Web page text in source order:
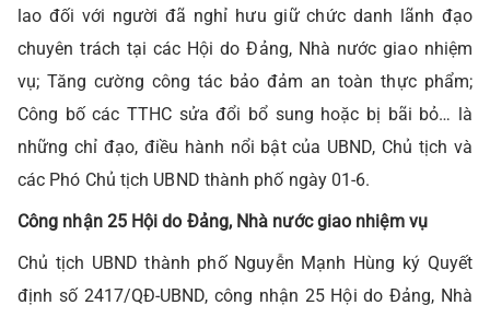
lao đối với người đã nghỉ hưu giữ chức danh lãnh đạo
chuyên trách tại các Hội do Đảng, Nhà nước giao nhiệm
vụ; Tăng cường công tác bảo đảm an toàn thực phẩm;
Công bố các TTHC sửa đổi bổ sung hoặc bị bãi bỏ… là
những chỉ đạo, điều hành nổi bật của UBND, Chủ tịch và
các Phó Chủ tịch UBND thành phố ngày 01-6.
Công nhận 25 Hội do Đảng, Nhà nước giao nhiệm vụ
Chủ tịch UBND thành phố Nguyễn Mạnh Hùng ký Quyết
định số 2417/QĐ-UBND, công nhận 25 Hội do Đảng, Nhà